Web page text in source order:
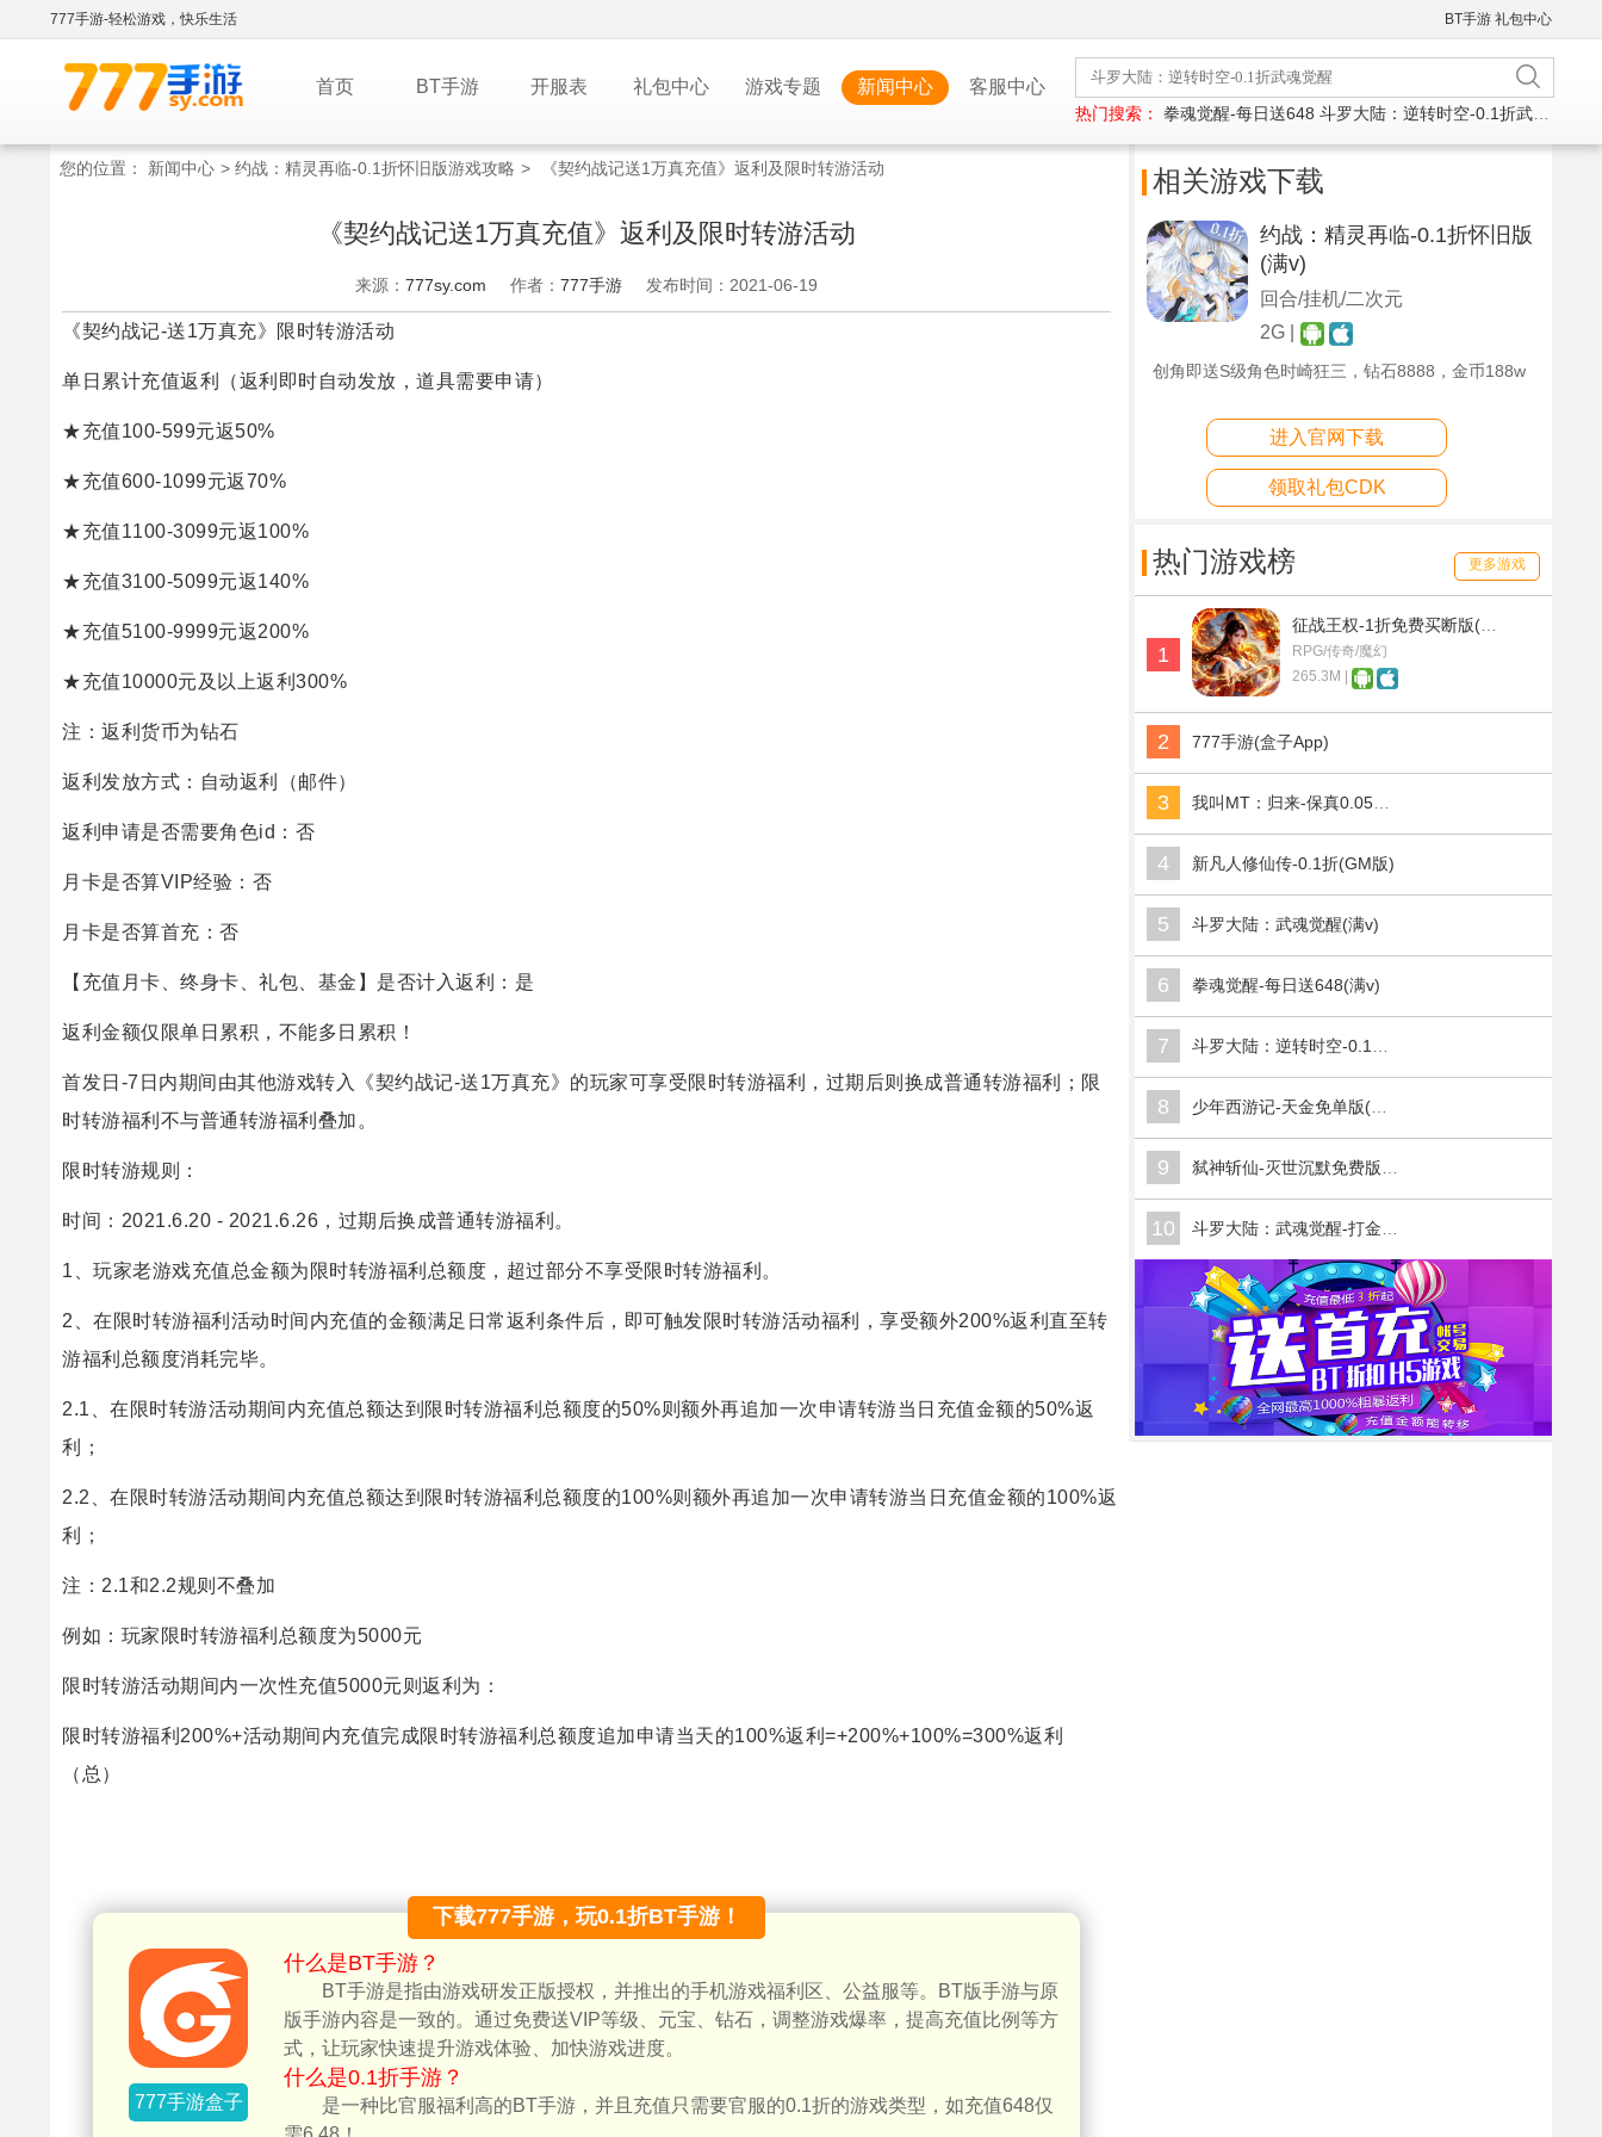
777手游-轻松游戏，快乐生活 BT手游 礼包中心
首页 BT手游 开服表 礼包中心 游戏专题 新闻中心 客服中心
热门搜索： 拳魂觉醒-每日送648 斗罗大陆：逆转时空-0.1折武魂觉醒
您的位置： 新闻中心 > 约战：精灵再临-0.1折怀旧版游戏攻略 > 《契约战记送1万真充值》返利及限时转游活动
《契约战记送1万真充值》返利及限时转游活动
来源： 777sy.com 作者： 777手游 发布时间：2021-06-19
《契约战记-送1万真充》限时转游活动
单日累计充值返利（返利即时自动发放，道具需要申请）
★充值100-599元返50%
★充值600-1099元返70%
★充值1100-3099元返100%
★充值3100-5099元返140%
★充值5100-9999元返200%
★充值10000元及以上返利300%
注：返利货币为钻石
返利发放方式：自动返利（邮件）
返利申请是否需要角色id：否
月卡是否算VIP经验：否
月卡是否算首充：否
【充值月卡、终身卡、礼包、基金】是否计入返利：是
返利金额仅限单日累积，不能多日累积！
首发日-7日内期间由其他游戏转入《契约战记-送1万真充》的玩家可享受限时转游福利，过期后则换成普通转游福利；限
时转游福利不与普通转游福利叠加。
限时转游规则：
时间：2021.6.20 - 2021.6.26，过期后换成普通转游福利。
1、玩家老游戏充值总金额为限时转游福利总额度，超过部分不享受限时转游福利。
2、在限时转游福利活动时间内充值的金额满足日常返利条件后，即可触发限时转游活动福利，享受额外200%返利直至转
游福利总额度消耗完毕。
2.1、在限时转游活动期间内充值总额达到限时转游福利总额度的50%则额外再追加一次申请转游当日充值金额的50%返
利；
2.2、在限时转游活动期间内充值总额达到限时转游福利总额度的100%则额外再追加一次申请转游当日充值金额的100%返
利；
注：2.1和2.2规则不叠加
例如：玩家限时转游福利总额度为5000元
限时转游活动期间内一次性充值5000元则返利为：
限时转游福利200%+活动期间内充值完成限时转游福利总额度追加申请当天的100%返利=+200%+100%=300%返利
（总）
下载777手游，玩0.1折BT手游！
777手游盒子
什么是BT手游？
BT手游是指由游戏研发正版授权，并推出的手机游戏福利区、公益服等。BT版手游与原
版手游内容是一致的。通过免费送VIP等级、元宝、钻石，调整游戏爆率，提高充值比例等方
式，让玩家快速提升游戏体验、加快游戏进度。
什么是0.1折手游？
是一种比官服福利高的BT手游，并且充值只需要官服的0.1折的游戏类型，如充值648仅
相关游戏下载
约战：精灵再临-0.1折怀旧版
(满v)
回合/挂机/二次元
2G |
创角即送S级角色时崎狂三，钻石8888，金币188w
进入官网下载
领取礼包CDK
热门游戏榜 更多游戏
1
RPG/传奇/魔幻
265.3M |
2 777手游(盒子App)
3
4 新凡人修仙传-0.1折(GM版)
5 斗罗大陆：武魂觉醒(满v)
6 拳魂觉醒-每日送648(满v)
7
8
9
10